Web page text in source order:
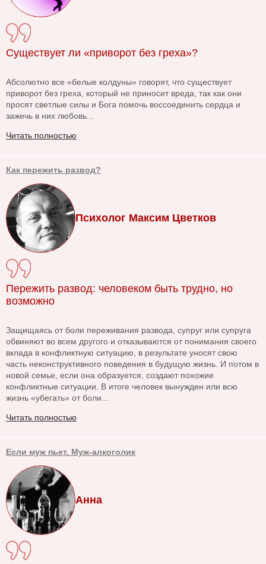
Существует ли «приворот без греха»?
Абсолютно все «белые колдуны» говорят, что существует
приворот без греха, который не приносит вреда, так как они
просят светлые силы и Бога помочь воссоединить сердца и
зажечь в них любовь...
Читать полностью
Как пережить развод?
Психолог Максим Цветков
Пережить развод: человеком быть трудно, но
возможно
Защищаясь от боли переживания развода, супруг или супруга
обвиняют во всем другого и отказываются от понимания своего
вклада в конфликтную ситуацию, в результате уносят свою
часть неконструктивного поведения в будущую жизнь. И потом в
новой семье, если она образуется, создают похожие
конфликтные ситуации. В итоге человек вынужден или всю
жизнь «убегать» от боли...
Читать полностью
Если муж пьет. Муж-алкоголик
Анна